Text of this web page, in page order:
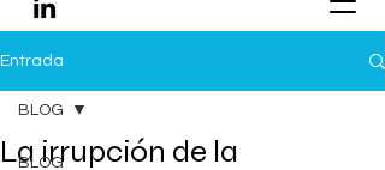
Entrada
BLOG
BLOG
La irrupción de la